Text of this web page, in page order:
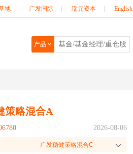
地 广发国际 瑞元资本 English
产品
策略混合A
2026-08-06
广发稳健策略混合C